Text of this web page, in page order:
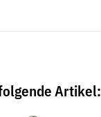
Artikel: